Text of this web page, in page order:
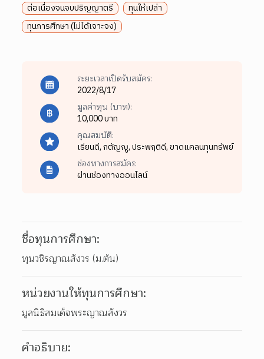
ต่อเนื่องจนจบปริญญาตรี
ทุนให้เปล่า
ทุนการศึกษา (ไม่ได้เจาะจง)
ระยะเวลาเปิดรับสมัคร:
2022/8/17
มูลค่าทุน (บาท):
10,000 บาท
คุณสมบัติ:
เรียนดี,กตัญญู,ประพฤติดี,ขาดแคลนทุนทรัพย์
ช่องทางการสมัคร:
ผ่านช่องทางออนไลน์
ชื่อทุนการศึกษา:
ทุนวชิรญาณสังวร (ม.ต้น)
หน่วยงานให้ทุนการศึกษา:
มูลนิธิสมเด็จพระญาณสังวร
คำอธิบาย: